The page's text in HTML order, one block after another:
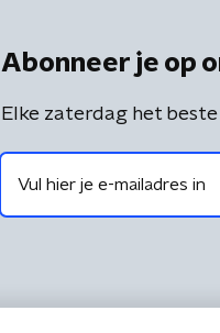
Abonneer je op
Elke zaterdag het beste